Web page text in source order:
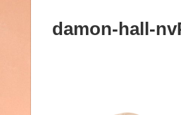
damon-hall-